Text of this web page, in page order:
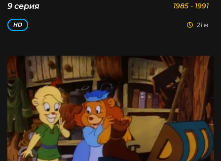
9 серия 1985 - 1991
HD 21 м